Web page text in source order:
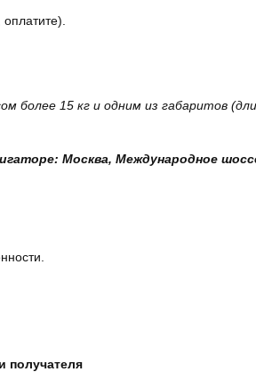
более 15 кг и одним из габаритов
Москва, Международное
получателя